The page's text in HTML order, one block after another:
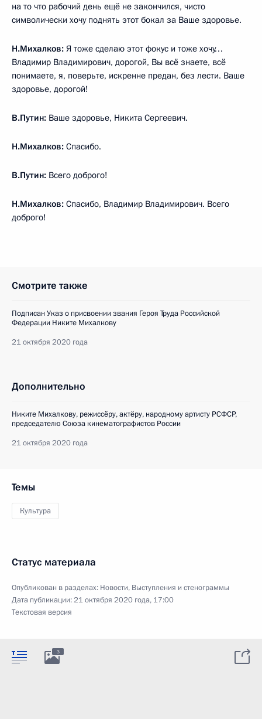
на то что рабочий день ещё не закончился, чисто
символически хочу поднять этот бокал за Ваше здоровье.
Н.Михалков: Я тоже сделаю этот фокус и тоже хочу…
Владимир Владимирович, дорогой, Вы всё знаете, всё
понимаете, я, поверьте, искренне предан, без лести. Ваше
здоровье, дорогой!
В.Путин: Ваше здоровье, Никита Сергеевич.
Н.Михалков: Спасибо.
В.Путин: Всего доброго!
Н.Михалков: Спасибо, Владимир Владимирович. Всего
доброго!
Смотрите также
Подписан Указ о присвоении звания Героя Труда Российской
Федерации Никите Михалкову
21 октября 2020 года
Дополнительно
Никите Михалкову, режиссёру, актёру, народному артисту РСФСР,
председателю Союза кинематографистов России
21 октября 2020 года
Темы
Культура
Статус материала
Опубликован в разделах: Новости, Выступления и стенограммы
Дата публикации:21 октября 2020 года, 17:00
Текстовая версия
3